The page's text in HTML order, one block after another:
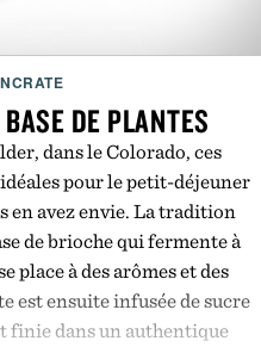
DE PLANTES
dans le Colorado, ces
pour le petit-déjeuner
en avez envie. La tradition
de brioche qui fermente à
place à des arômes et des
est ensuite infusée de sucre
finie dans un authentique